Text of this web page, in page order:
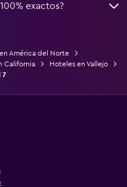
exactos?
América del Norte
California
Hoteles en Vallejo
7